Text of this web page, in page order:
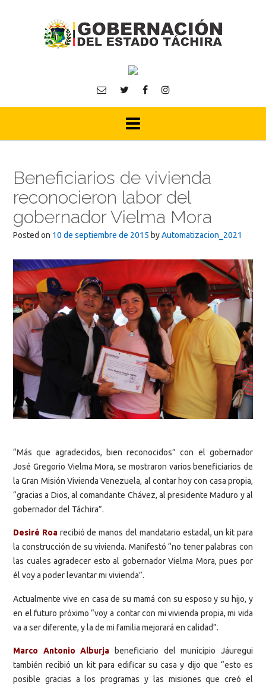
Beneficiarios de vivienda
reconocieron labor del
gobernador Vielma Mora
Posted on 10 de septiembre de 2015 byAutomatizacion_2021
“Más que agradecidos, bien reconocidos” con el gobernador
José Gregorio Vielma Mora, se mostraron varios beneficiarios de
la Gran Misión Vivienda Venezuela, al contar hoy con casa propia,
“gracias a Dios, al comandante Chávez, al presidente Maduro y al
gobernador del Táchira”.
Desiré Roarecibió de manos del mandatario estadal, un kit para
la construcción de su vivienda. Manifestó “no tener palabras con
las cuales agradecer esto al gobernador Vielma Mora, pues por
él voy a poder levantar mi vivienda”.
Actualmente vive en casa de su mamá con su esposo y su hijo, y
en el futuro próximo “voy a contar con mi vivienda propia, mi vida
va a ser diferente, y la de mi familia mejorará en calidad”.
Marco Antonio Alburja beneficiario del municipio Jáuregui
también recibió un kit para edificar su casa y dijo que “esto es
posible gracias a los programas y las misiones que creó el